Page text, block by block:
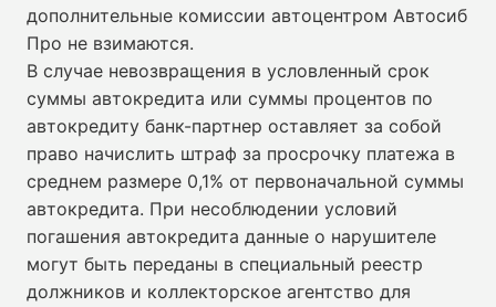
дополнительные комиссии автоцентром Автосиб
Про не взимаются.
В случае невозвращения в условленный срок
суммы автокредита или суммы процентов по
автокредиту банк-партнер оставляет за собой
право начислить штраф за просрочку платежа в
среднем размере 0,1% от первоначальной суммы
автокредита. При несоблюдении условий
погашения автокредита данные о нарушителе
могут быть переданы в специальный реестр
должников и коллекторское агентство для